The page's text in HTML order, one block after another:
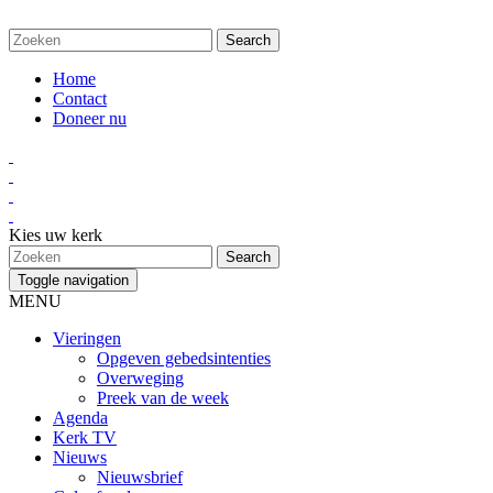
Home
Contact
Doneer nu
Kies uw kerk
Toggle navigation
MENU
Vieringen
Opgeven gebedsintenties
Overweging
Preek van de week
Agenda
Kerk TV
Nieuws
Nieuwsbrief